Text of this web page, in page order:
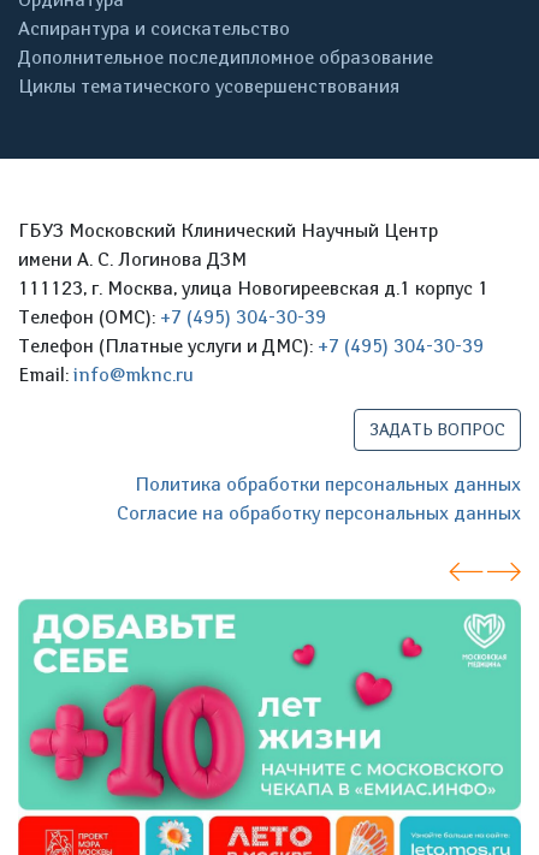
Аспирантура и соискательство
Дополнительное последипломное образование
Циклы тематического усовершенствования
ГБУЗ Московский Клинический Научный Центр
имени А. С. Логинова ДЗМ
111123, г. Москва, улица Новогиреевская д.1 корпус 1
Телефон (ОМС): +7 (495) 304-30-39
Телефон (Платные услуги и ДМС): +7 (495) 304-30-39
Email: info@mknc.ru
ЗАДАТЬ ВОПРОС
Политика обработки персональных данных
Согласие на обработку персональных данных